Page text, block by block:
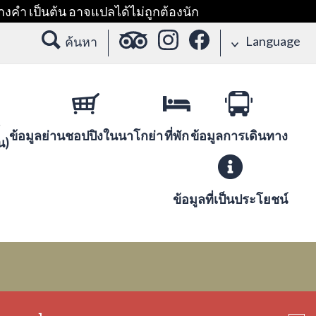
งคำ เป็นต้น อาจแปลได้ไม่ถูกต้องนัก
ค้นหา Language
)ข้อมูลย่านชอปปิงในนาโกย่าที่พักข้อมูลการเดินทาง
ข้อมูลที่เป็นประโยชน์